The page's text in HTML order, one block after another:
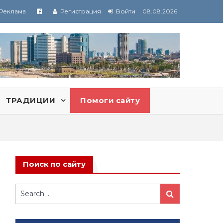
Реклама Регистрация Войти 08.08.2026
ТРАДИЦИИ Помоги сайту
Поиск по сайту
Search
for:
Search